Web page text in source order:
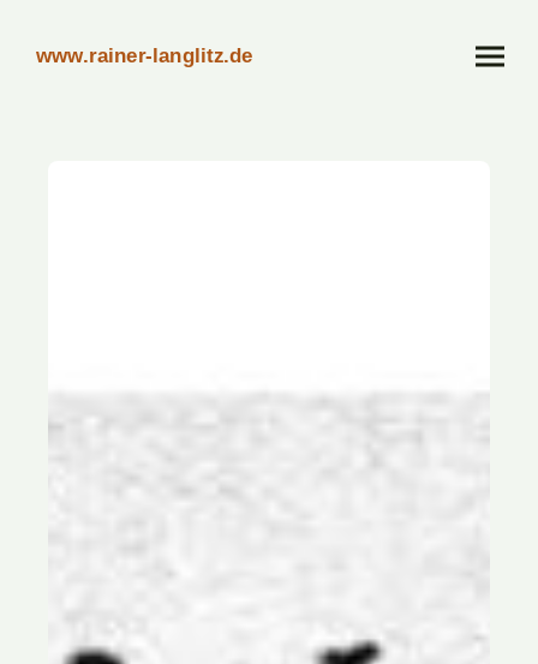
www.rainer-langlitz.de